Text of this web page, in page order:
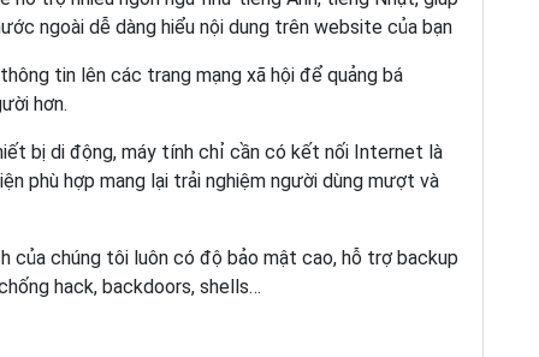
ngoài dễ dàng hiểu nội dung trên website của bạn
tin lên các trang mạng xã hội để quảng bá
hơn.
bị di động, máy tính chỉ cần có kết nối Internet là
phù hợp mang lại trải nghiệm người dùng mượt và
của chúng tôi luôn có độ bảo mật cao, hỗ trợ backup
hack, backdoors, shells…